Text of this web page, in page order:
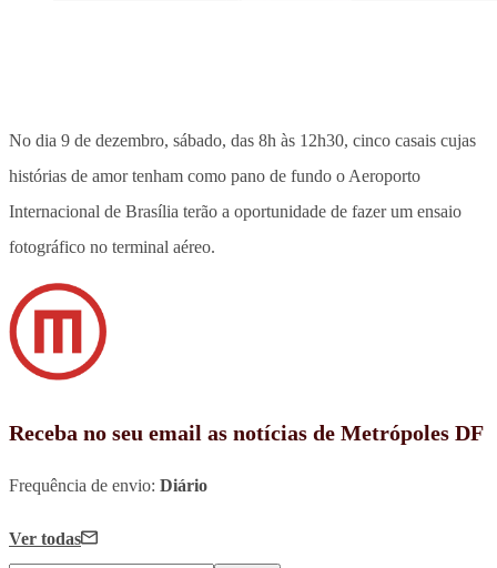
No dia 9 de dezembro, sábado, das 8h às 12h30, cinco casais cujas
histórias de amor tenham como pano de fundo o Aeroporto
Internacional de Brasília terão a oportunidade de fazer um ensaio
fotográfico no terminal aéreo.
Receba no seu email as notícias de Metrópoles DF
Frequência de envio: Diário
Ver todas